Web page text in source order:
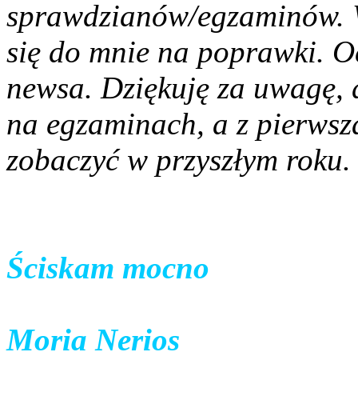
sprawdzianów/egzaminów.
się do mnie na poprawki.
newsa. Dziękuję za
na egzaminach, a z
zobaczyć w przyszłym roku.
Ściskam mocno
Moria Nerios